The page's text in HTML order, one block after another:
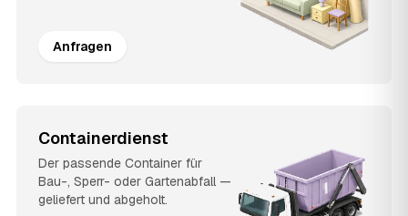
Anfragen
Containerdienst
Der passende Container für
Bau-, Sperr- oder Gartenabfall —
geliefert und abgeholt.